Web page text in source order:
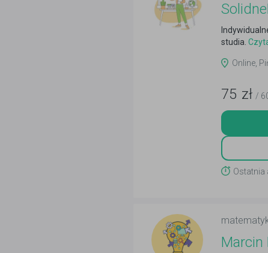
studia.
Online,
75 zł /
Ostatnia
Marcin